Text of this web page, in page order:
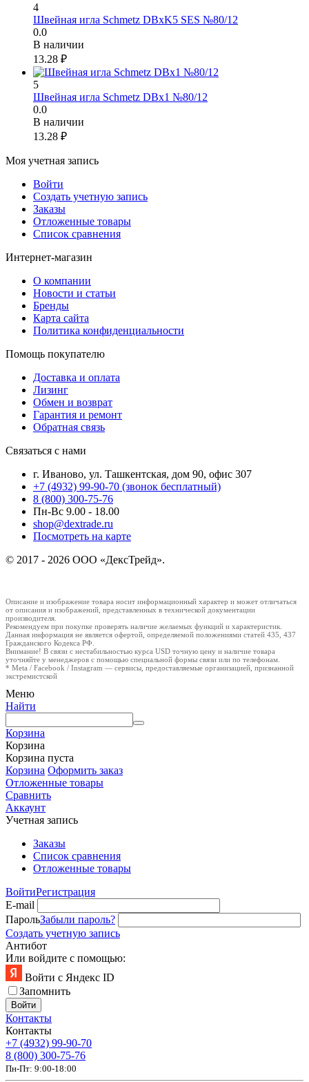
4
Швейная игла Schmetz DBxK5 SES №80/12
0.0
В наличии
13.28 ₽
5
Швейная игла Schmetz DBx1 №80/12
0.0
В наличии
13.28 ₽
Моя учетная запись
Войти
Создать учетную запись
Заказы
Отложенные товары
Список сравнения
Интернет-магазин
О компании
Новости и статьи
Бренды
Карта сайта
Политика конфиденциальности
Помощь покупателю
Доставка и оплата
Лизинг
Обмен и возврат
Гарантия и ремонт
Обратная связь
Связаться с нами
г. Иваново, ул. Ташкентская, дом 90, офис 307
+7 (4932) 99-90-70 (звонок бесплатный)
8 (800) 300-75-76
Пн-Вс 9.00 - 18.00
shop@dextrade.ru
Посмотреть на карте
© 2017 - 2026 ООО «ДексТрейд».
Описание и изображение товара носит информационный характер и может отличаться
от описания и изображений, представленных в технической документации
производителя.
Рекомендуем при покупке проверять наличие желаемых функций и характеристик.
Данная информация не является офертой, определяемой положениями статей 435, 437
Гражданского Кодекса РФ.
Внимание! В связи с нестабильностью курса USD точную цену и наличие товара
уточняйте у менеджеров с помощью специальной формы связи или по телефонам.
* Meta / Facebook / Instagram — сервисы, предоставляемые организацией, признанной
экстремистской
Меню
Найти
Корзина
Корзина
Корзина пуста
Корзина Оформить заказ
Отложенные товары
Сравнить
Аккаунт
Учетная запись
Заказы
Список сравнения
Отложенные товары
ВойтиРегистрация
E-mail
ПарольЗабыли пароль?
Создать учетную запись
Антибот
Или войдите с помощью:
Войти с Яндекс ID
Запомнить
Войти
Контакты
Контакты
+7 (4932) 99-90-70
8 (800) 300-75-76
Пн-Пт: 9:00-18:00